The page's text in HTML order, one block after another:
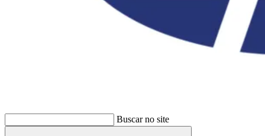
Buscar no site